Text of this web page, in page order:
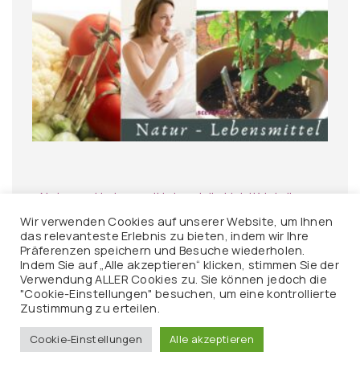
Natur und Lebensmittel und die LichtKristalle
Wir verwenden Cookies auf unserer Website, um Ihnen
das relevanteste Erlebnis zu bieten, indem wir Ihre
Präferenzen speichern und Besuche wiederholen.
Indem Sie auf „Alle akzeptieren“ klicken, stimmen Sie der
Verwendung ALLER Cookies zu. Sie können jedoch die
"Cookie-Einstellungen" besuchen, um eine kontrollierte
Zustimmung zu erteilen.
Cookie-Einstellungen Alle akzeptieren